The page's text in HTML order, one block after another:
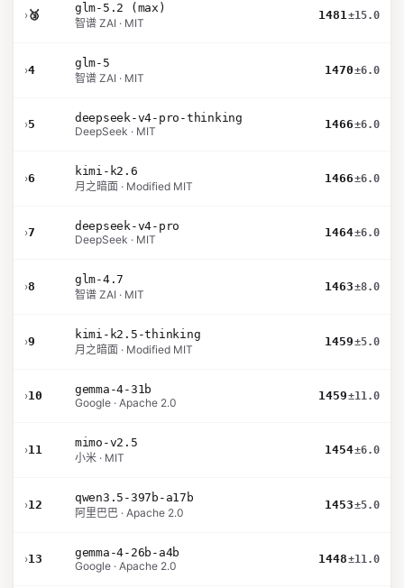
›🥉
glm-5.2 (max)
智谱 ZAI · MIT
1481±15.0
›4
glm-5
智谱 ZAI · MIT
1470±6.0
›5
deepseek-v4-pro-thinking
DeepSeek · MIT
1466±6.0
›6
kimi-k2.6
月之暗面 · Modified MIT
1466±6.0
›7
deepseek-v4-pro
DeepSeek · MIT
1464±6.0
›8
glm-4.7
智谱 ZAI · MIT
1463±8.0
›9
kimi-k2.5-thinking
月之暗面 · Modified MIT
1459±5.0
›10
gemma-4-31b
Google · Apache 2.0
1459±11.0
›11
mimo-v2.5
小米 · MIT
1454±6.0
›12
qwen3.5-397b-a17b
阿里巴巴 · Apache 2.0
1453±5.0
›13
gemma-4-26b-a4b
Google · Apache 2.0
1448±11.0